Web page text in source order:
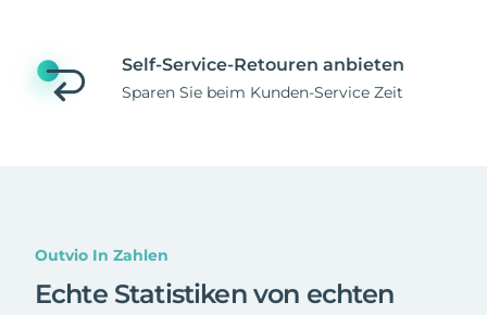
Self-Service-Retouren anbieten
Sparen Sie beim Kunden-Service Zeit
Outvio In Zahlen
Echte Statistiken von echten